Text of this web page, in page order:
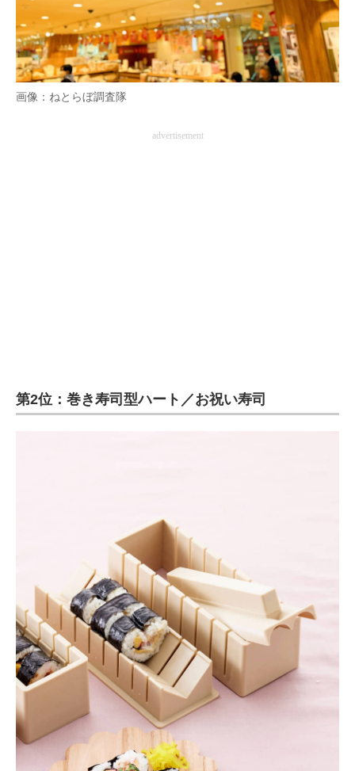
画像：ねとらぼ調査隊
advertisement
第2位：巻き寿司型ハート／お祝い寿司